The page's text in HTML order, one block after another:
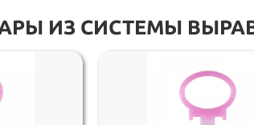
ИЗ СИСТЕМЫ